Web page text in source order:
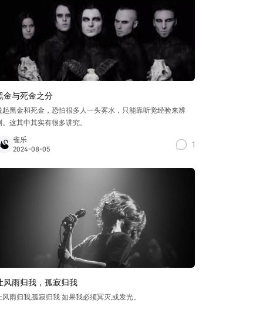
金与死金之分
起黑金和死金，恐怕很多人一头雾水，只能靠听觉经验来辨
。这其中其实有很多讲究。
雀乐
2024-08-05
1
风雨归我，孤寂归我
风雨归我,孤寂归我 如果我必须冥灭,或发光。